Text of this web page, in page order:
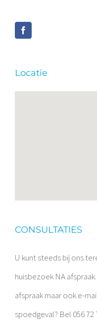
Locatie
CONSULTATIES
U kunt steeds bij ons
huisbezoek NA
afspraak maar ook e-
spoedgeval? Bel 056 72